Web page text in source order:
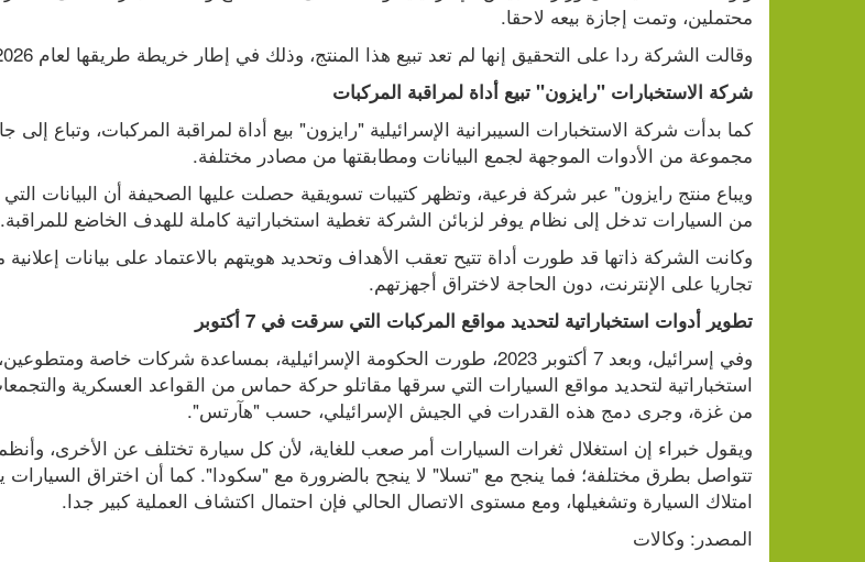
محتملين، وتمت إجازة بيعه لاحقا.
وقالت الشركة ردا على التحقيق إنها لم تعد تبيع هذا المنتج، وذلك في إطار خريطة طريقها لعام 2026.
شركة الاستخبارات "رايزون" تبيع أداة لمراقبة المركبات
مجموعة من الأدوات الموجهة لجمع البيانات ومطابقتها من مصادر مختلفة.
من السيارات تدخل إلى نظام يوفر لزبائن الشركة تغطية استخباراتية كاملة للهدف الخاضع للمراقبة.
تجاريا على الإنترنت، دون الحاجة لاختراق أجهزتهم.
تطوير أدوات استخباراتية لتحديد مواقع المركبات التي سرقت في 7 أكتوبر
من غزة، وجرى دمج هذه القدرات في الجيش الإسرائيلي، حسب "هآرتس".
امتلاك السيارة وتشغيلها، ومع مستوى الاتصال الحالي فإن احتمال اكتشاف العملية كبير جدا.
المصدر: وكالات